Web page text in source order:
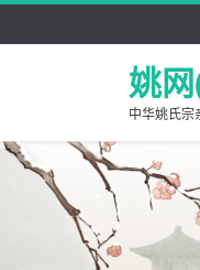
姚
中华姚氏宗